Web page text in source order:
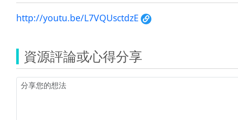
http://youtu.be/L7VQUsctdzE
資源評論或心得分享